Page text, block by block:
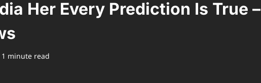
Her Every Prediction Is True –
1 minute read